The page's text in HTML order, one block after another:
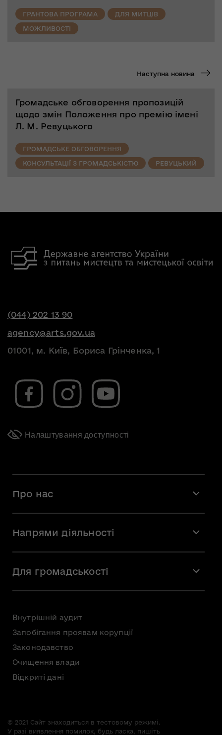
ГРАНТОВА ПРОГРАМА ДЛЯ МИТЦІВ
МОЖЛИВОСТІ
Наступна новина
Громадське обговорення пропозицій
щодо змін Положення про премію імені
Л. М. Ревуцького
ГРОМАДСЬКЕ ОБГОВОРЕННЯ
КОНСУЛЬТАЦІЇ З ГРОМАДСЬКІСТЮ РЕВУЦЬКИЙ
(044) 202 13 90
agency@arts.gov.ua
01001, м. Київ, Бориса Грінченка, 1
Налаштування доступності
Про нас
Команда
Вакансії
Напрями діяльності
Мистецька освіта
Для громадськості
Громадська рада
Консультації з громадськістю
Доступ до публічної інформації
Безоплатна первинна правнича допомога
Внутрішній аудит
Запобігання проявам корупції
Законодавство
Очищення влади
Відкриті дані
© 2021 Сайт знаходиться в тестовому режимі.
У разі виявлення помилок, будь ласка, пишіть